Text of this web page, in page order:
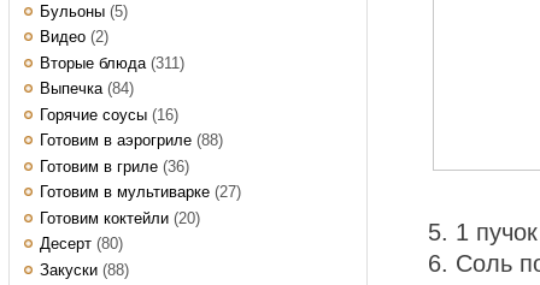
Бульоны (5)
Видео (2)
Вторые блюда (311)
Выпечка(84)
Горячие соусы (16)
Готовим в аэрогриле (88)
Готовим в гриле (36)
Готовим в мультиварке (27)
Готовим коктейли (20)
Десерт (80)
Закуски (88)
1
Соль